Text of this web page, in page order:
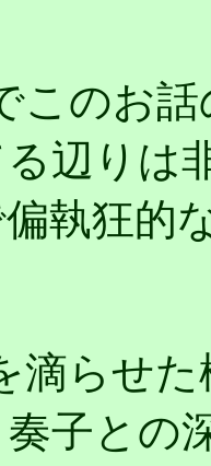
このお
辺りは
執狂的
滴らせ
子との